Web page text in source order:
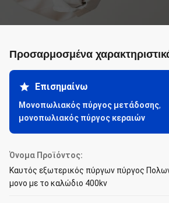
Προσαρμοσμένα
Επισημαίνω
Μονοπωλιακός πύργος μετάδοσης,
μονοπωλιακός πύργος κεραιών
Όνομα Προϊόντος:
Καυτός εξωτερικός πύργων πύργος
μονο με το καλώδιο 400kv